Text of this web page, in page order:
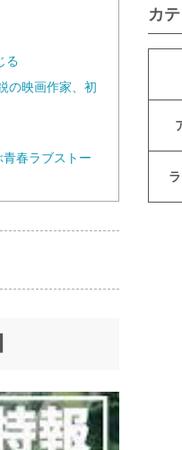
る
の映画作家、初
春ラブストー
カ